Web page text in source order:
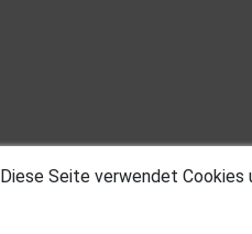
Diese Seite verwendet Cookies